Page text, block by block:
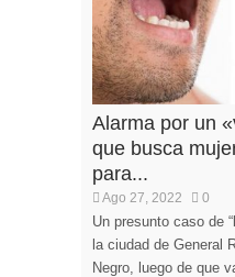
Alarma por un
que busca
para...
Ago 27, 2022 0
Un presunto caso de
la ciudad de General
Negro, luego de que